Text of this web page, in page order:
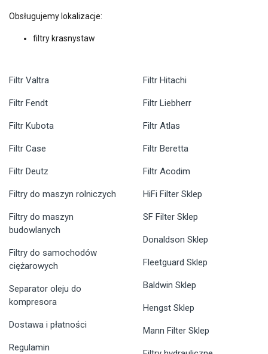
Obsługujemy lokalizacje:
filtry krasnystaw
Filtr Valtra
Filtr Fendt
Filtr Kubota
Filtr Case
Filtr Deutz
Filtr Hitachi
Filtr Liebherr
Filtr Atlas
Filtr Beretta
Filtr Acodim
Filtry do maszyn rolniczych
Filtry do maszyn
budowlanych
Filtry do samochodów
ciężarowych
Separator oleju do
kompresora
Dostawa i płatności
Regulamin
HiFi Filter Sklep
SF Filter Sklep
Donaldson Sklep
Fleetguard Sklep
Baldwin Sklep
Hengst Sklep
Mann Filter Sklep